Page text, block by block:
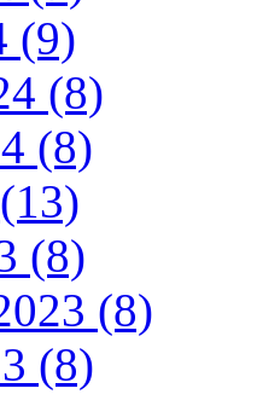
(9)
(8)
(8)
(8)
(8)
(8)